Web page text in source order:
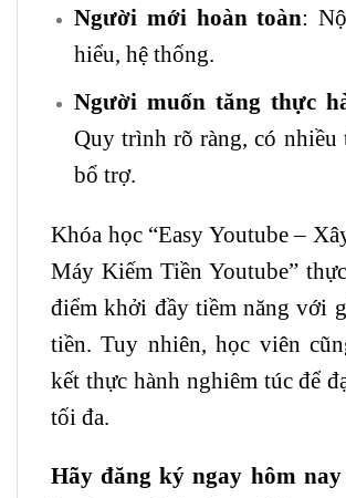
Người mới hoàn toàn:
hiểu, hệ thống.
Người muốn tăng thực
Quy trình rõ ràng, có nhiều
bổ trợ.
Khóa học “Easy Youtube –
Máy Kiếm Tiền Youtube”
điểm khởi đầy tiềm năng với
tiền. Tuy nhiên, học viên
kết thực hành nghiêm túc để
tối đa.
Hãy đăng ký ngay hôm nay